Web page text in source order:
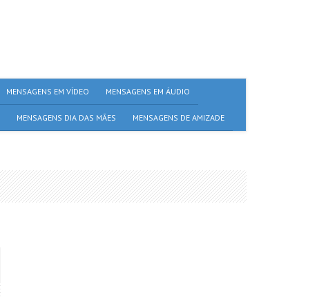
MENSAGENS EM VÍDEO MENSAGENS EM ÁUDIO
MENSAGENS DIA DAS MÃES MENSAGENS DE AMIZADE